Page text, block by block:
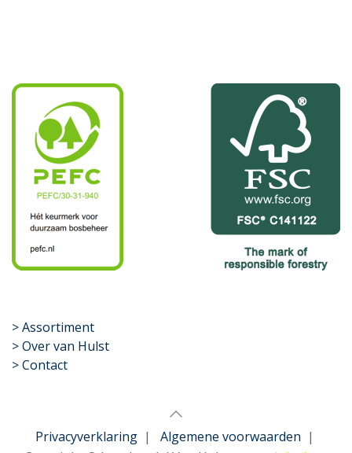
​>Assortiment
> Over van Hulst
> Contact
Privacyverklaring| Algemene voorwaarden |